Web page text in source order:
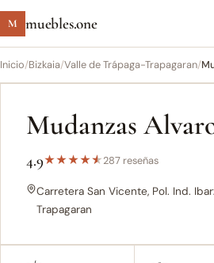
M muebles.one
Inicio/Bizkaia/Valle de Trápaga-Trapagaran/
Mudanzas
4.9★★★★★287 reseñas
Carretera San Vicente, Pol. Ind.
Trapagaran